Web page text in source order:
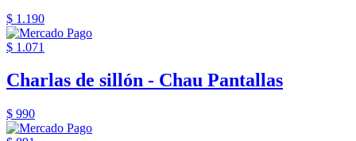
$ 1.190
$ 1.071
Charlas de sillón - Chau Pantallas
$ 990